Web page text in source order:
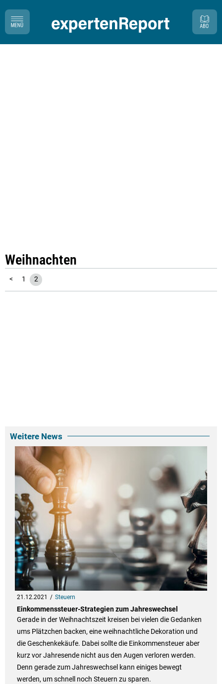
Weihnachten
< 1 2
Weitere News
21.12.2021 Steuern
Einkommenssteuer-Strategien zum Jahreswechsel
Gerade in der Weihnachtszeit kreisen bei vielen die Gedanken
ums Plätzchen backen, eine weihnachtliche Dekoration und
die Geschenkekäufe. Dabei sollte die Einkommensteuer aber
kurz vor Jahresende nicht aus den Augen verloren werden.
Denn gerade zum Jahreswechsel kann einiges bewegt
werden, um schnell noch Steuern zu sparen.